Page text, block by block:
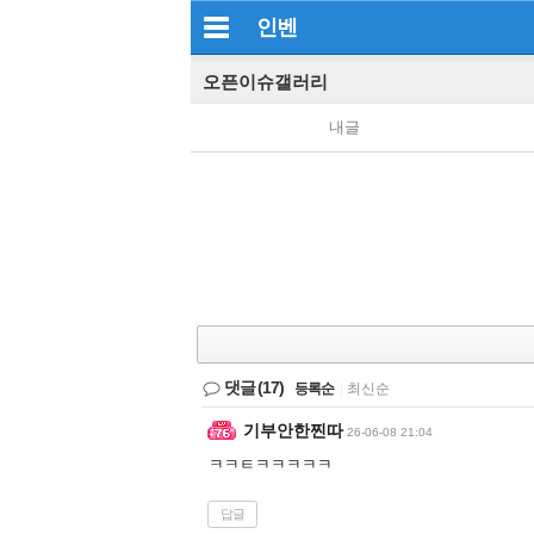
인벤
오픈이슈갤러리
내글
댓글(17) 등록순 최신순
기부안한찐따 26-06-08 21:04
ㅋㅋㅌㅋㅋㅋㅋㅋ
답글